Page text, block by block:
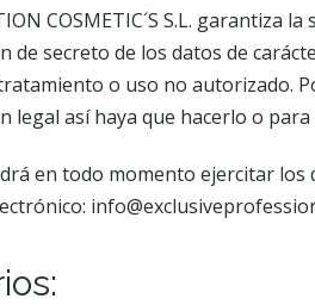
COSMETIC´S S.L.
de secreto de los datos de
o uso no autorizado.
legal así haya que hacerlo o
en todo momento ejercitar los